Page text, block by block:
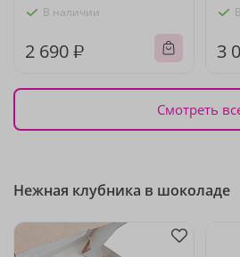
В наличии
2 690 ₽ 3
Смотреть
Нежная клубника в шоколаде